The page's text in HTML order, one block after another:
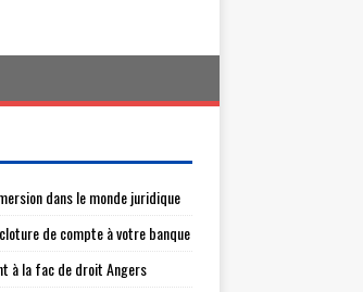
dans le monde juridique
de compte à votre banque
à la fac de droit Angers